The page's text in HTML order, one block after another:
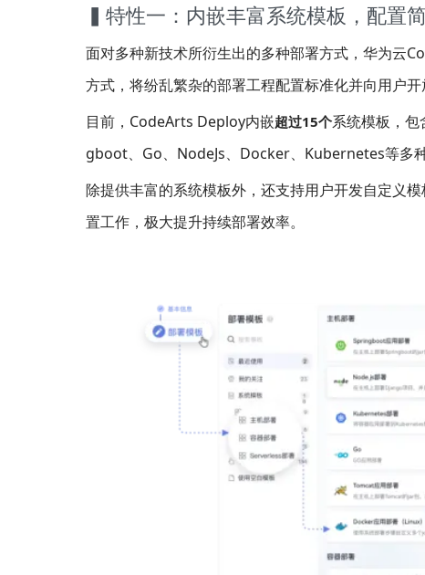
▍特性一：内嵌丰富系统模板，配置
面对多种新技术所衍生出的多种部署方式，华为云
方式，将纷乱繁杂的部署工程配置标准化并向用户开
目前，CodeArts Deploy内嵌超过15个系统模板，
gboot、Go、NodeJs、Docker、Kubernetes等多种
除提供丰富的系统模板外，还支持用户开发自定义
置工作，极大提升持续部署效率。